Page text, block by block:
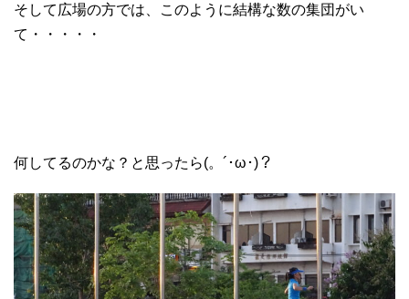
そして広場の方では、このように結構な数の集団がい
て・・・・・
何してるのかな？と思ったら(。´･ω･)？